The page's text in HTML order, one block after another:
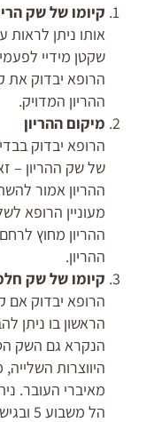
קיומו של שק
אותו ניתן לראות
שקטן מידיי
הרופא יבדוק את
ההריון המדויק.
מיקום ההריון
הרופא יבדוק
של שק ההריון –
ההריון אמור
מעוניין הרופא
ההריון מחוץ
ההריון.
קיומו של שק
הרופא יבדוק אם
הראשון בו ניתן
הנקרא גם השק
היווצרות
מאיברי העובר.